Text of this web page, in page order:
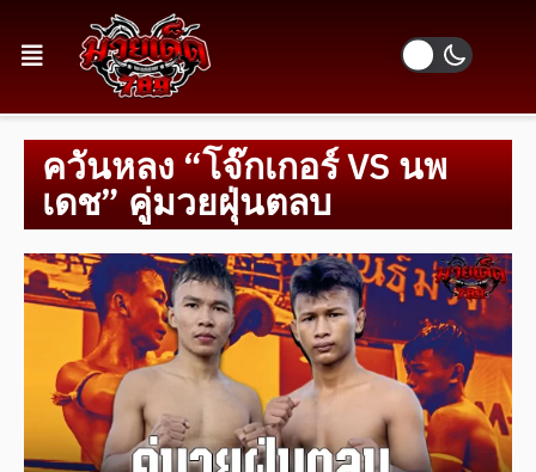
ควันหลง “โจ๊กเกอร์ VS นพ
เดช” คู่มวยฝุ่นตลบ